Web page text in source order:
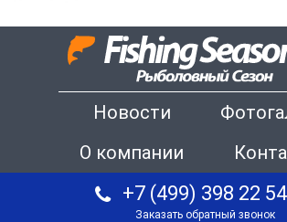
Новости
О компании
+7 (499) 398 22 54
Заказать обратный звонок